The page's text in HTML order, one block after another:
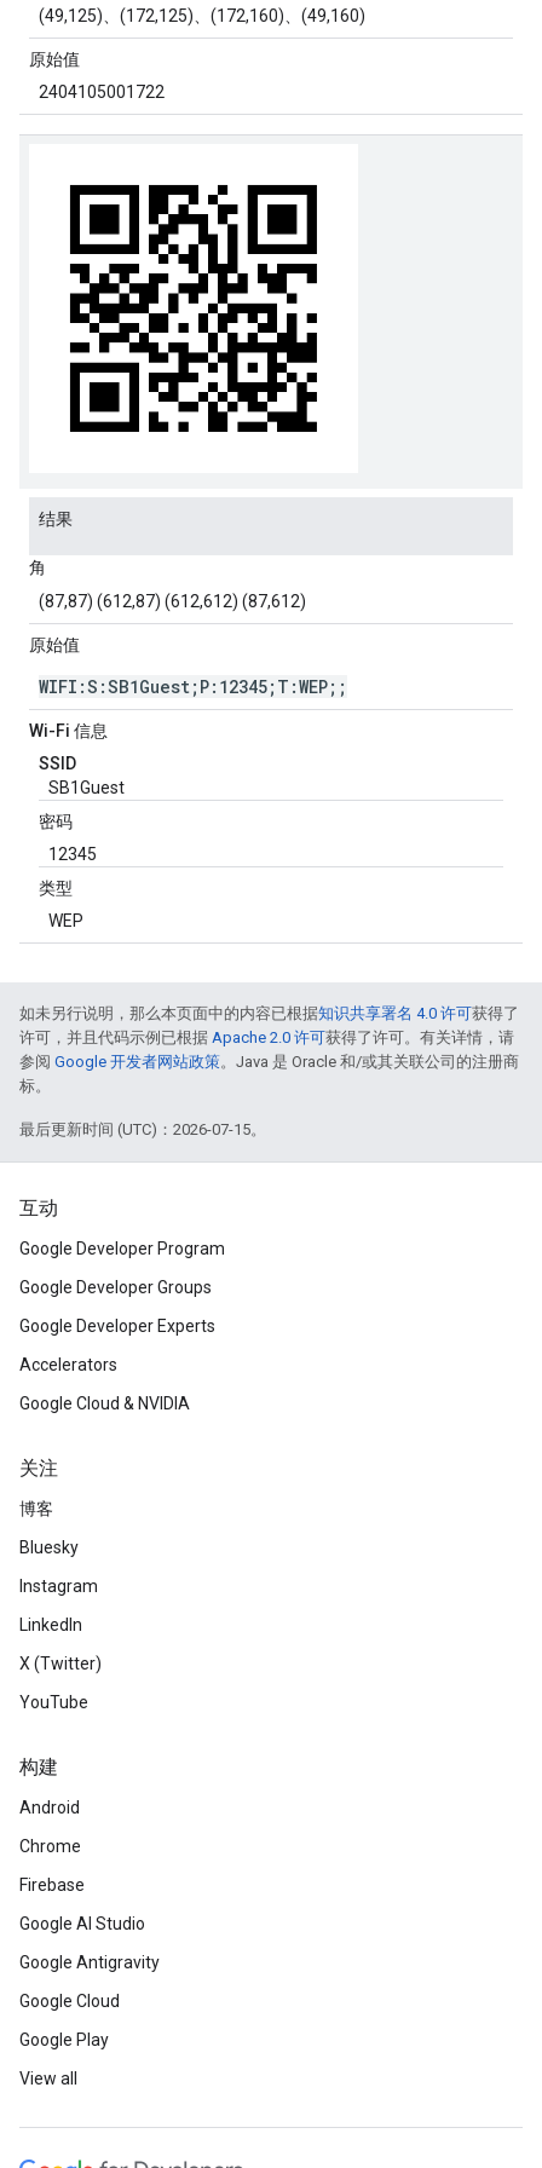
(49,125)、(172,125)、(172,160)、(49,160)
原始值
2404105001722
结果
角
(87,87) (612,87) (612,612) (87,612)
原始值
WIFI:S:SB1Guest;P:12345;T:WEP;;
Wi-Fi 信息
SSID
SB1Guest
密码
12345
类型
WEP
如未另行说明，那么本页面中的内容已根据知识共享署名 4.0 许可获得了
许可，并且代码示例已根据 Apache 2.0 许可获得了许可。有关详情，请
参阅 Google 开发者网站政策。Java 是 Oracle 和/或其关联公司的注册商
标。
最后更新时间 (UTC)：2026-07-15。
互动
Google Developer Program
Google Developer Groups
Google Developer Experts
Accelerators
Google Cloud & NVIDIA
关注
博客
Bluesky
Instagram
LinkedIn
X (Twitter)
YouTube
构建
Android
Chrome
Firebase
Google AI Studio
Google Antigravity
Google Cloud
Google Play
View all